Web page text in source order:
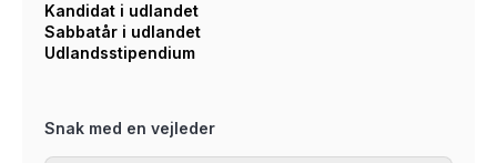
Kandidat i udlandet
Sabbatår i udlandet
Udlandsstipendium
Snak med en vejleder